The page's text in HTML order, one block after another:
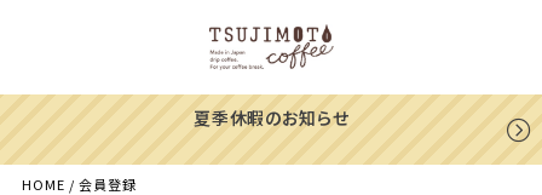
夏季休暇のお知らせ
HOME 会員登録